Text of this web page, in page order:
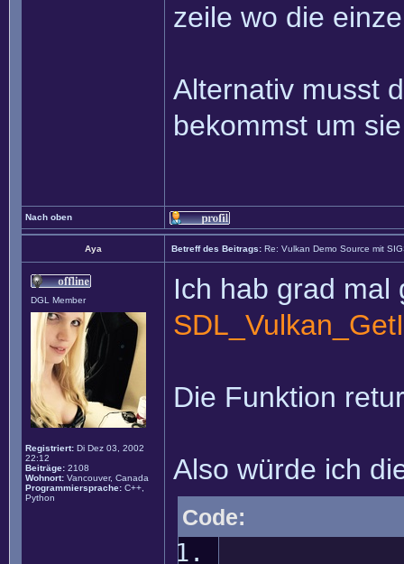
zeile wo die
Alternativ musst
bekommst um
Nach oben
Aya Betreff des Beitrags: Re: Vulkan Demo Source mit
DGL Member
Registriert: Di Dez 03, 2002
22:12
Beiträge: 2108
Wohnort: Vancouver, Canada
Programmiersprache: C++,
Python
Ich hab grad mal
Die Funktion
Also würde ich
Code: